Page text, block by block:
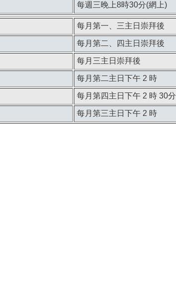
每週三晚上8時30分(網上)
每月第一、三主日崇拜後
每月第二、四主日崇拜後
每月三主日崇拜後
每月第二主日下午 2 時
每月第四主日下午 2 時 30分
每月第三主日下午 2 時